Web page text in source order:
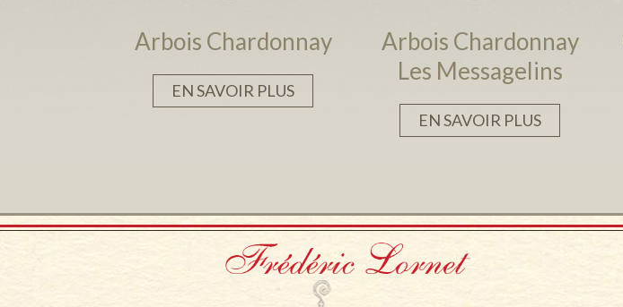
Arbois Chardonnay
EN SAVOIR PLUS
Arbois Chardonnay
Les Messagelins
EN SAVOIR PLUS